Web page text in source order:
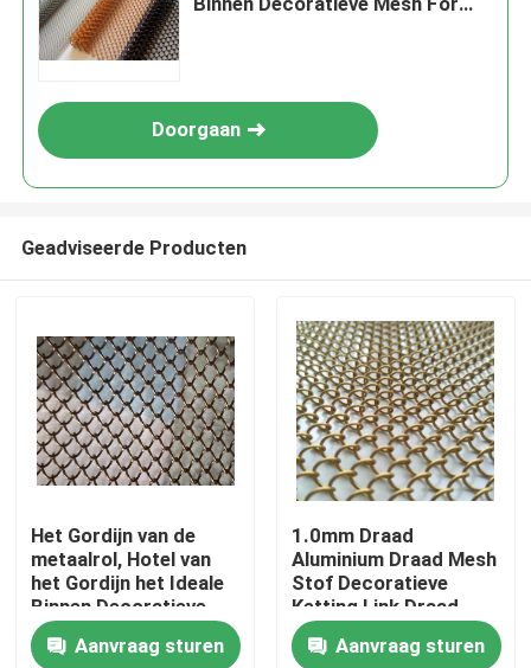
Huis
Producten
Doorgaan
Geadviseerde Producten
Het Gordijn van de
metaalrol, Hotel van
het Gordijn het Ideale
Binnen Decoratieve
Mesh For Your Home
And van het Rolgordijn
Aanvraag sturen
1.0mm Draad
Aluminium Draad Mesh
Stof Decoratieve
Ketting Link Draad
Mesh Gordijn
Aanvraag sturen